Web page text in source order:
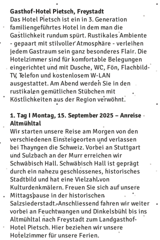
Gasthof-Hotel Pietsch, Freystadt
Das Hotel Pietsch ist ein in 3. Generation
familiengeführtes Hotel in dem man die
Gastlichkeit rundum spürt. Rustikales Ambiente
- gepaart mit stilvoller Atmosphäre - verleihen
jedem Gastraum sein ganz besonderes Flair. Die
Hotelzimmer sind für komfortable Belegungen
eingerichtet und mit Dusche, WC, Fön, Flachbild-
TV, Telefon und kostenlosem W-LAN
ausgestattet. Am Abend werden Sie in den
rustikalen gemütlichen Stübchen mit
Köstlichkeiten aus der Region verwöhnt.
1. Tag I Montag, 15. September 2025 – Anreise
Altmühltal
Wir starten unsere Reise am Morgen von den
verschiedenen Einsteigeorten und verlassen
bei Thayngen die Schweiz. Vorbei an Stuttgart
und Sulzbach an der Murr erreichen wir
Schwäbisch Hall. Schwäbisch Hall ist geprägt
durch ein nahezu geschlossenes, historisches
Stadtbild und hat eine Vielzahl von
Kulturdenkmälern. Freuen Sie sich auf unsere
Mittagspause in der historischen
Salzsiederstadt. Anschliessend fahren wir weiter
vorbei an Feuchtwangen und Dinkelsbühl bis ins
Altmühltal nach Freystadt zum Landgasthof-
Hotel Pietsch. Hier beziehen wir unsere
Hotelzimmer für unsere Ferien.